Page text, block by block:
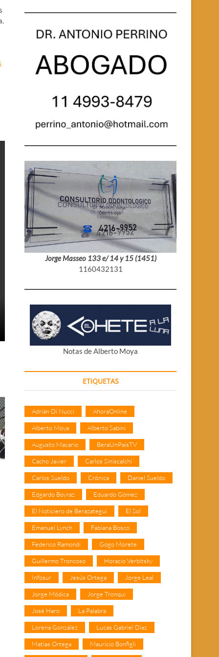
Jorge Masseo 133 e/ 14 y 15 (1451)
1160432131
Notas de Alberto Moya
ETIQUETAS
Adrián Di Nucci AhoraOnline
Alberto Moya Alberto Sabini
Augusto Macario BeraUnPaisTV
Cacho Javier Carlos Siniscalchi
Carlos Sueldo Crónica Daniel Sueldo
Edgardo Boyraz Eduardo Gómez
El Noticiero de Berazategui El Sol
Emanuel Lynch Fabiana Bosco
Federico Ramondi Gogo Morete
Guillermo Troncoso Horacio Verbitsky
Infosur Jesús Ortega Jorge Leal
Jorge Módica Jorge Tronqui
José Haro La Palabra
Lorena González Lucas Gabriel Díaz
Matías Ortega Mauricio Bonfigli